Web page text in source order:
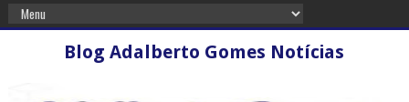
Blog Adalberto Gomes Notícias